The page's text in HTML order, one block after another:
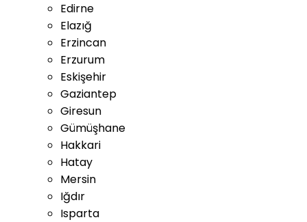
Edirne
Elazığ
Erzincan
Erzurum
Eskişehir
Gaziantep
Giresun
Gümüşhane
Hakkari
Hatay
Mersin
Iğdır
Isparta